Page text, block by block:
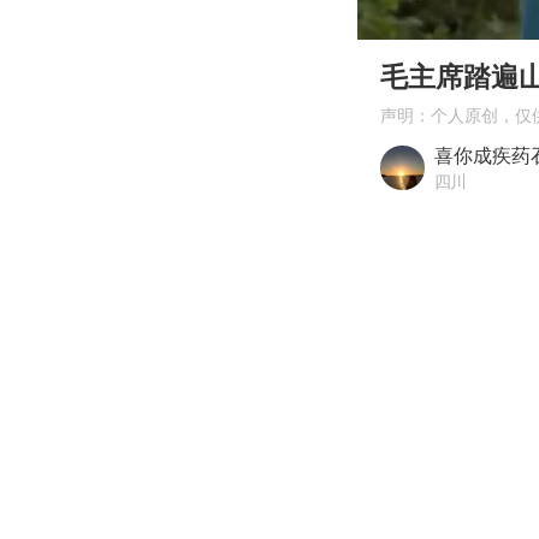
Play
毛主席踏遍
声明：个人原创，仅
喜你成疾药
四川